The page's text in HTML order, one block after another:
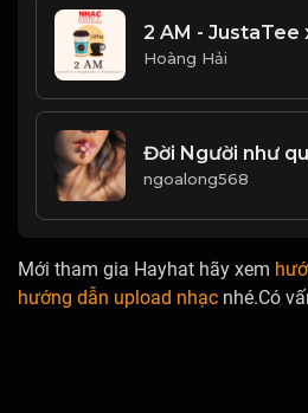
Hoàng Hải
ngoalong568
Mới tham gia Hayhat hãy xem
hướng dẫn upload nhạc nhé.Có